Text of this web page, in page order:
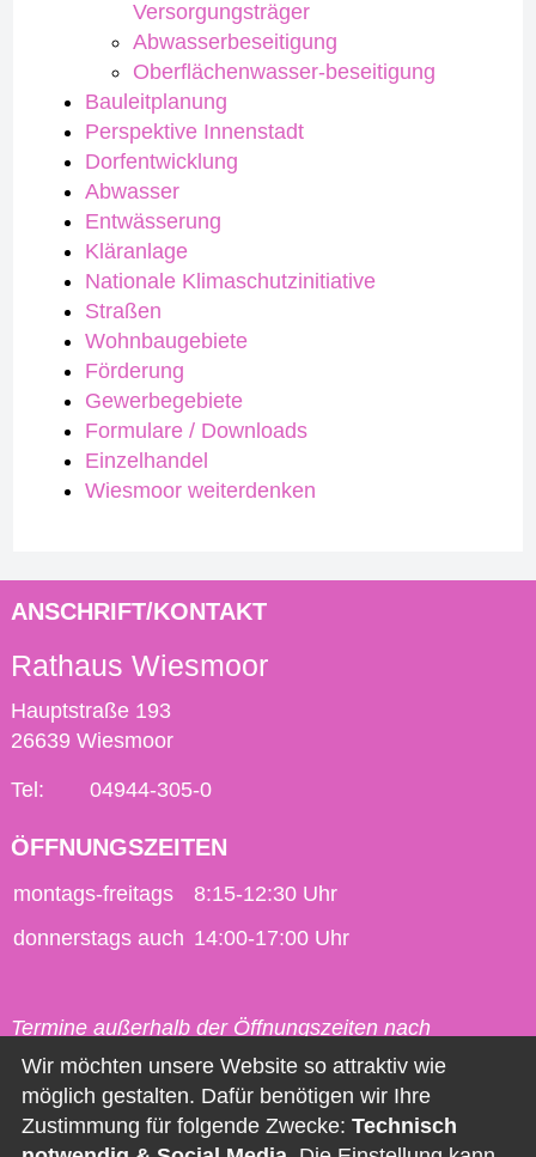
Versorgungsträger
Abwasserbeseitigung
Oberflächenwasser-beseitigung
Bauleitplanung
Perspektive Innenstadt
Dorfentwicklung
Abwasser
Entwässerung
Kläranlage
Nationale Klimaschutzinitiative
Straßen
Wohnbaugebiete
Förderung
Gewerbegebiete
Formulare / Downloads
Einzelhandel
Wiesmoor weiterdenken
ANSCHRIFT/KONTAKT
Rathaus Wiesmoor
Hauptstraße 193
26639 Wiesmoor
Tel: 04944-305-0
ÖFFNUNGSZEITEN
montags-freitags
8:15-12:30 Uhr
donnerstags auch 14:00-17:00 Uhr
Termine außerhalb der Öffnungszeiten nach
vorheriger Vereinbarung möglich.
Kontakt
Wir möchten unsere Website so attraktiv wie
möglich gestalten. Dafür benötigen wir Ihre
Zustimmung für folgende Zwecke: Technisch